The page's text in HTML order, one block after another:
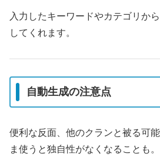
入力したキーワードやカテゴリか
してくれます。
自動生成の注意点
便利な反面、他のクランと被る可
ま使うと独自性がなくなることも。